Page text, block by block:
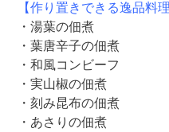
【作り置きできる逸品料
・湯葉の佃煮
・葉唐辛子の佃煮
・和風コンビーフ
・実山椒の佃煮
・刻み昆布の佃煮
・あさりの佃煮